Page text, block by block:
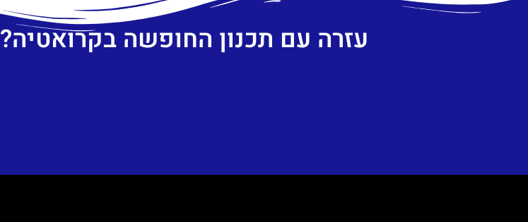
עזרה עם תכנון החופשה בקרואטיה?